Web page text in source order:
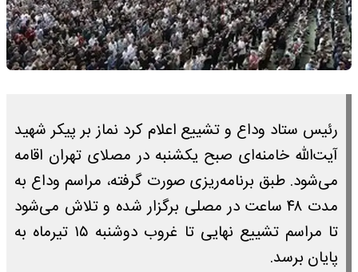
رئیس ستاد وداع و تشییع اعلام کرد نماز بر پیکر شهید
آیت‌الله خامنه‌ای صبح یکشنبه در مصلای تهران اقامه
می‌شود. طبق برنامه‌ریزی صورت گرفته، مراسم وداع به
مدت ۴۸ ساعت در مصلی برگزار شده و تلاش می‌شود
تا مراسم تشییع نهایی تا غروب دوشنبه ۱۵ تیرماه به
پایان برسد.